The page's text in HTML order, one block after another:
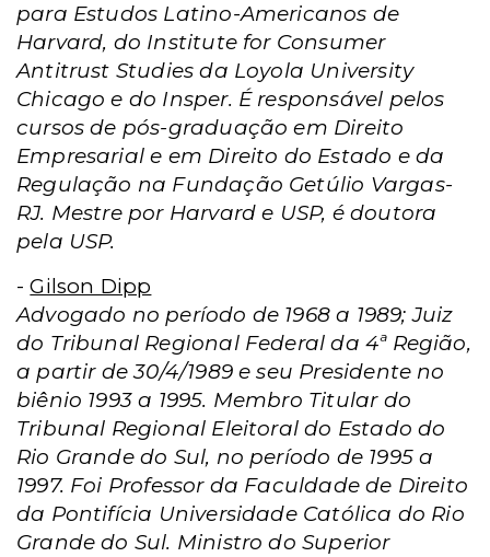
para Estudos Latino-Americanos de
Harvard, do Institute for Consumer
Antitrust Studies da Loyola University
Chicago e do Insper. É responsável pelos
cursos de pós-graduação em Direito
Empresarial e em Direito do Estado e da
Regulação na Fundação Getúlio Vargas-
RJ. Mestre por Harvard e USP, é doutora
pela USP.
-Gilson Dipp
Advogado no período de 1968 a 1989; Juiz
do Tribunal Regional Federal da 4ª Região,
a partir de 30/4/1989 e seu Presidente no
biênio 1993 a 1995. Membro Titular do
Tribunal Regional Eleitoral do Estado do
Rio Grande do Sul, no período de 1995 a
1997. Foi Professor da Faculdade de Direito
da Pontifícia Universidade Católica do Rio
Grande do Sul. Ministro do Superior